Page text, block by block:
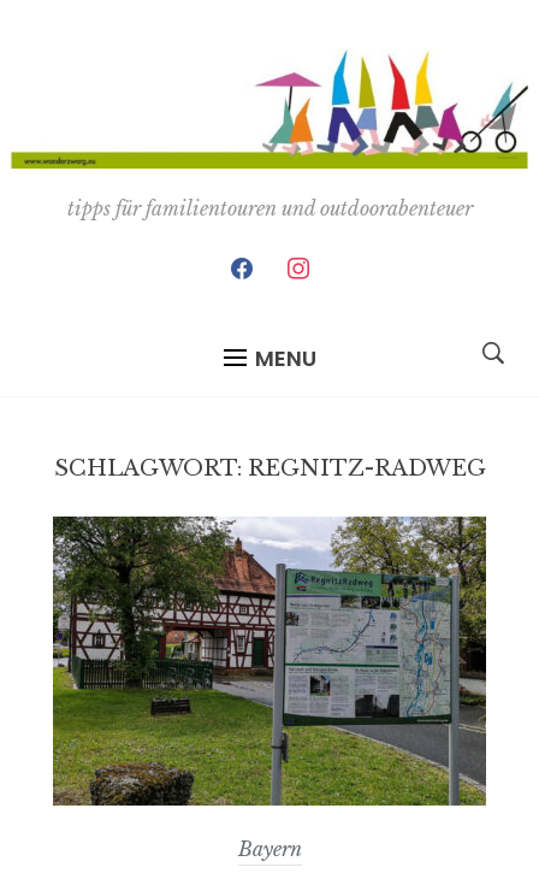
tipps für familientouren und outdoorabenteuer
facebookinstagram
MENU
SCHLAGWORT: REGNITZ-RADWEG
Bayern